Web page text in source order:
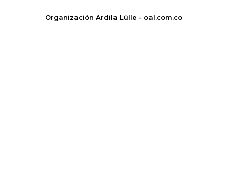
Organización Ardila Lülle - oal.com.co